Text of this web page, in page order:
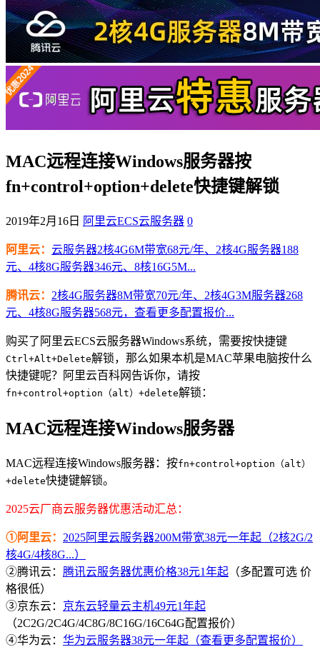
MAC远程连接Windows服务器按
fn+control+option+delete快捷键解锁
2019年2月16日 阿里云ECS云服务器 0
阿里云： 云服务器2核4G6M带宽68元/年、2核4G服务器188
元、4核8G服务器346元、8核16G5M...
腾讯云： 2核4G服务器8M带宽70元/年、2核4G3M服务器268
元、4核8G服务器568元，查看更多配置报价...
购买了阿里云ECS云服务器Windows系统，需要按快捷键
Ctrl+Alt+Delete解锁，那么如果本机是MAC苹果电脑按什么
快捷键呢？阿里云百科网告诉你，请按
fn+control+option（alt）+delete解锁：
MAC远程连接Windows服务器
MAC远程连接Windows服务器：按fn+control+option（alt）
+delete快捷键解锁。
2025云厂商云服务器优惠活动汇总：
①阿里云： 2025阿里云服务器200M带宽38元一年起（2核2G/2
核4G/4核8G...）
②腾讯云： 腾讯云服务器优惠价格38元1年起 （多配置可选 价
格很低）
③京东云： 京东云轻量云主机49元1年起
（2C2G/2C4G/4C8G/8C16G/16C64G配置报价）
④华为云： 华为云服务器38元一年起（查看更多配置报价）